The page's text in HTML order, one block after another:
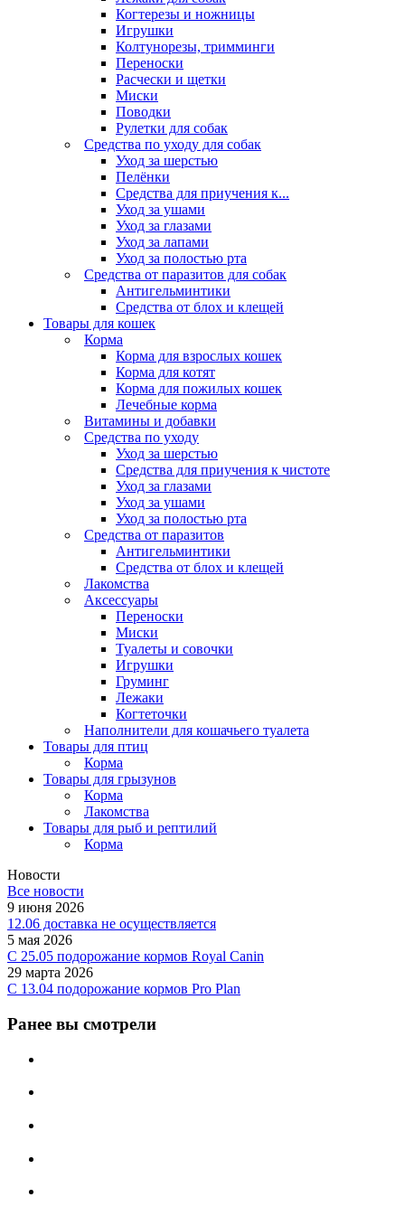
Когтерезы и ножницы
Игрушки
Колтунорезы, тримминги
Переноски
Расчески и щетки
Миски
Поводки
Рулетки для собак
Средства по уходу для собак
Уход за шерстью
Пелёнки
Средства для приучения к...
Уход за ушами
Уход за глазами
Уход за лапами
Уход за полостью рта
Средства от паразитов для собак
Антигельминтики
Средства от блох и клещей
Товары для кошек
Корма
Корма для взрослых кошек
Корма для котят
Корма для пожилых кошек
Лечебные корма
Витамины и добавки
Средства по уходу
Уход за шерстью
Средства для приучения к чистоте
Уход за глазами
Уход за ушами
Уход за полостью рта
Средства от паразитов
Антигельминтики
Средства от блох и клещей
Лакомства
Аксессуары
Переноски
Миски
Туалеты и совочки
Игрушки
Груминг
Лежаки
Когтеточки
Наполнители для кошачьего туалета
Товары для птиц
Корма
Товары для грызунов
Корма
Лакомства
Товары для рыб и рептилий
Корма
Новости
Все новости
9 июня 2026
12.06 доставка не осуществляется
5 мая 2026
C 25.05 подорожание кормов Royal Canin
29 марта 2026
С 13.04 подорожание кормов Pro Plan
Ранее вы смотрели